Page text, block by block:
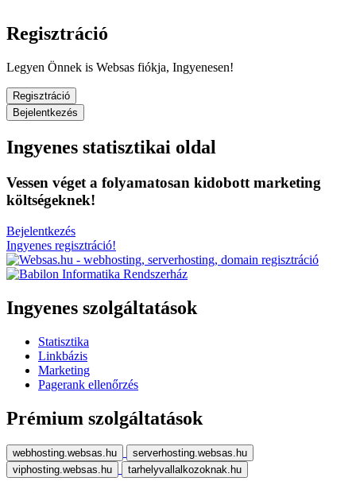
Regisztráció
Legyen Önnek is Websas fiókja, Ingyenesen!
Regisztráció
Bejelentkezés
Ingyenes statisztikai oldal
Vessen véget a folyamatosan kidobott marketing
költségeknek!
Bejelentkezés
Ingyenes regisztráció!
Ingyenes szolgáltatások
Statisztika
Linkbázis
Marketing
Pagerank ellenőrzés
Prémium szolgáltatások
webhosting.websas.hu
serverhosting.websas.hu
viphosting.websas.hu
tarhelyvallalkozoknak.hu